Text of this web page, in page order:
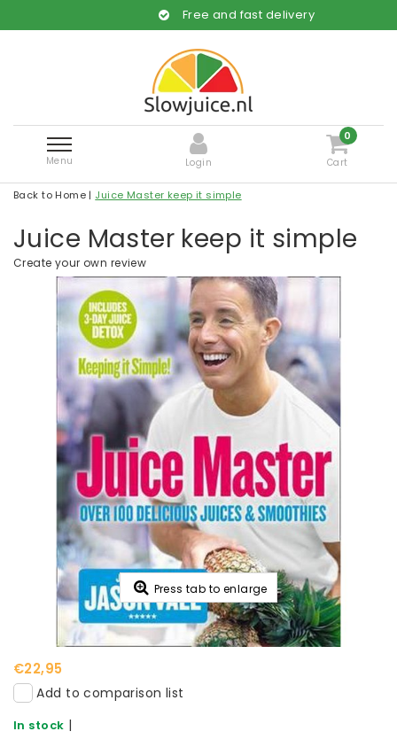
Free and fast delivery
Menu Login
0
Cart
Back to Home | Juice Master keep it simple
Juice Master keep it simple
Create your own review
Press tab to enlarge
€22,95
Add to comparison list
In stock |